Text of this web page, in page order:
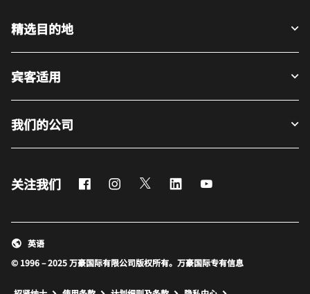
精选目的地
宾客适用
我们的公司
关注我们 FacebookInstagram
Twitter LinkedIn
© 1996 – 2025 万豪国际有限公司版权所有。万豪国际专有信息
英语